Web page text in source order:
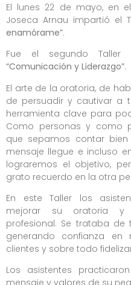
El lunes 22 de mayo, en
Joseca Arnau impartió el
enamórame”.
Fue el segundo
“Comunicación y Liderazgo”.
El arte de la oratoria, de
de persuadir y cautivar a
herramienta clave para
Como personas y como
que sepamos contar bien
mensaje llegue e incluso
lograremos el objetivo,
grato recuerdo en la otra
En este Taller los
mejorar su oratoria y
profesional. Se trataba
generando confianza
clientes y sobre todo
Los asistentes